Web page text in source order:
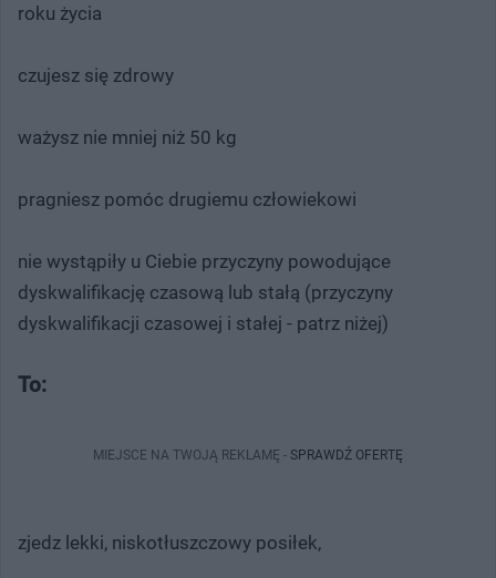
roku życia
czujesz się zdrowy
ważysz nie mniej niż 50 kg
pragniesz pomóc drugiemu człowiekowi
nie wystąpiły u Ciebie przyczyny powodujące
dyskwalifikację czasową lub stałą (przyczyny
dyskwalifikacji czasowej i stałej - patrz niżej)
To:
MIEJSCE NA TWOJĄ REKLAMĘ - SPRAWDŹ OFERTĘ
zjedz lekki, niskotłuszczowy posiłek,